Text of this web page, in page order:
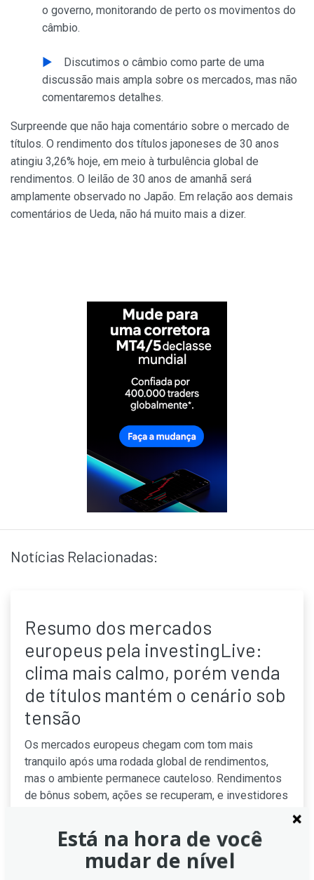
o governo, monitorando de perto os movimentos do
câmbio.
Discutimos o câmbio como parte de uma
discussão mais ampla sobre os mercados, mas não
comentaremos detalhes.
Surpreende que não haja comentário sobre o mercado de
títulos. O rendimento dos títulos japoneses de 30 anos
atingiu 3,26% hoje, em meio à turbulência global de
rendimentos. O leilão de 30 anos de amanhã será
amplamente observado no Japão. Em relação aos demais
comentários de Ueda, não há muito mais a dizer.
Notícias Relacionadas:
Resumo dos mercados
europeus pela investingLive:
clima mais calmo, porém venda
de títulos mantém o cenário sob
tensão
Os mercados europeus chegam com tom mais
tranquilo após uma rodada global de rendimentos,
mas o ambiente permanece cauteloso. Rendimentos
de bônus sobem, ações se recuperam, e investidores
temor de volatilidade persiste nos títulos e nos
metais em um cenário global moderado.
Está na hora de você
mudar de nível